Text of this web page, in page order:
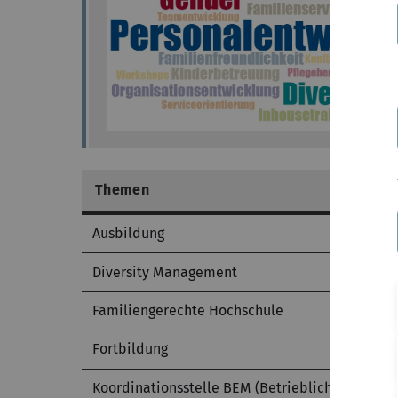
Themen
Ausbildung
Diversity Management
Familiengerechte Hochschule
Fortbildung
Koordinationsstelle BEM (Betriebliches